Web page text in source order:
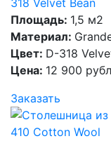
318 Velvet Bean
Площадь: 1,5 м2
Материал:
Цвет: D-318
Цена: 12 900
Заказать